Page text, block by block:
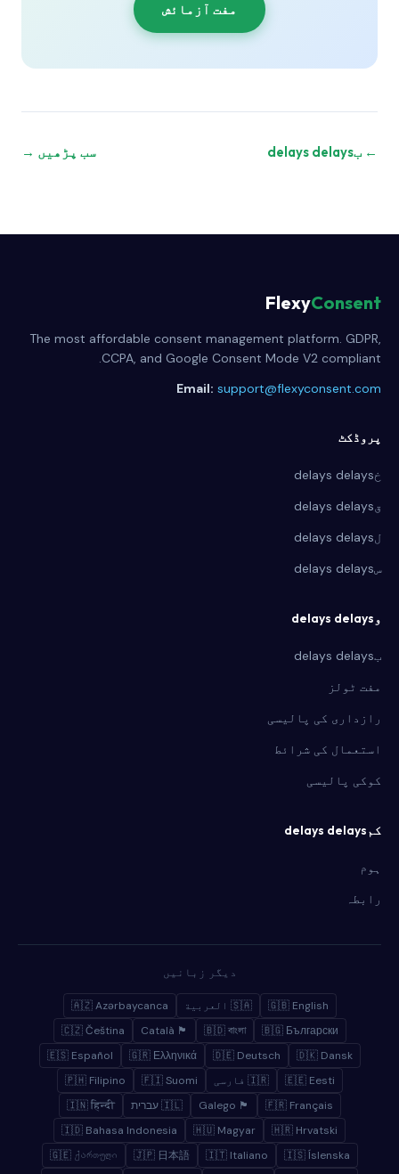
مفت آزمائش
← بdelays delays سب پڑھیں →
FlexyConsent
The most affordable consent management platform. GDPR,
CCPA, and Google Consent Mode V2 compliant.
Email: support@flexyconsent.com
پروڈکٹ
خdelays delays
قdelays delays
لdelays delays
سdelays delays
وdelays delays
بdelays delays
مفت ٹولز
رازداری کی پالیسی
استعمال کی شرائط
کوکی پالیسی
کمdelays delays
ہوم
رابطہ
دیگر زبانیں
🇬🇧 English 🇸🇦 العربية
🇦🇿 Azərbaycanca
🇧🇬 Български
🇧🇩 বাংলা
🏴 Català
🇨🇿 Čeština
🇩🇰 Dansk
🇩🇪 Deutsch
🇬🇷 Ελληνικά
🇪🇸 Español
🇪🇪 Eesti
🇮🇷 فارسی 🇫🇮 Suomi
🇵🇭 Filipino
🇫🇷 Français
🏴 Galego 🇮🇱 עברית
🇮🇳 हिन्दी
🇭🇷 Hrvatski
🇭🇺 Magyar
🇮🇩 Bahasa Indonesia
🇮🇸 Íslenska
🇮🇹 Italiano
🇯🇵 日本語
🇬🇪 ქართული